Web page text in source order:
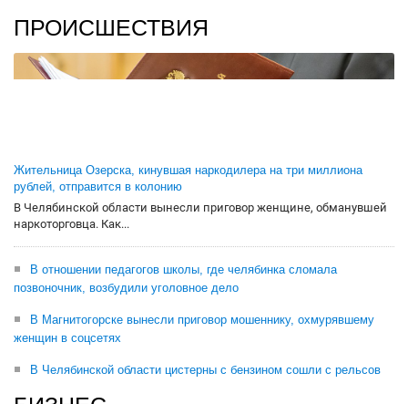
ПРОИСШЕСТВИЯ
Жительница Озерска, кинувшая наркодилера на три миллиона
рублей, отправится в колонию
В Челябинской области вынесли приговор женщине, обманувшей
наркоторговца. Как...
В отношении педагогов школы, где челябинка сломала
позвоночник, возбудили уголовное дело
В Магнитогорске вынесли приговор мошеннику, охмурявшему
женщин в соцсетях
В Челябинской области цистерны с бензином сошли с рельсов